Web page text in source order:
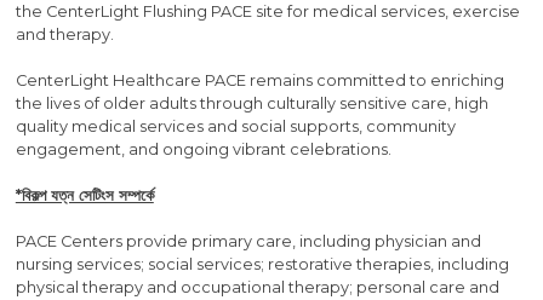
the CenterLight Flushing PACE site for medical services, exercise
and therapy.
CenterLight Healthcare PACE remains committed to enriching
the lives of older adults through culturally sensitive care, high
quality medical services and social supports, community
engagement, and ongoing vibrant celebrations.
*বিকল্প যত্ন সেটিংস সম্পর্কে
PACE Centers provide primary care, including physician and
nursing services; social services; restorative therapies, including
physical therapy and occupational therapy; personal care and